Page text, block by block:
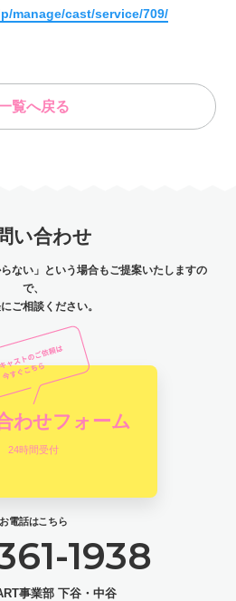
manage/cast/service/709/
覧へ戻る
い合わせ
ない」という場合もご提案いたしますの
で、
ご相談ください。
わせフォーム
24時間受付
お電話はこちら
1938
事業部 下谷・中谷